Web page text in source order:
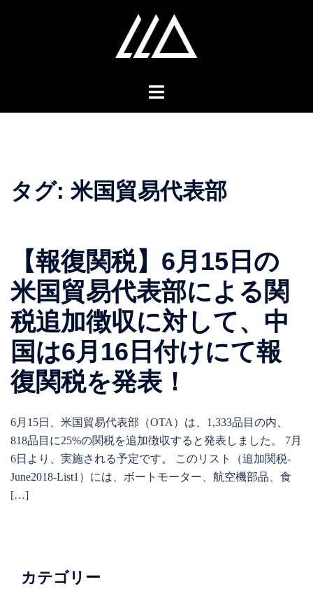
タグ: 米国貿易代表部
【報復関税】6月15日の
米国貿易代表部による関
税追加徴収に対して、中
国は6月16日付けにて報
復関税を発表！
6月15日、米国貿易代表部（OTA）は、1,333品目の内、
818品目に25%の関税を追加徴収すると発表しました。 7月
6日より、実施される予定です。 このリスト（追加関税-
June2018-List1）には、ボートモーター、航空機部品、食
[…]
カテゴリー